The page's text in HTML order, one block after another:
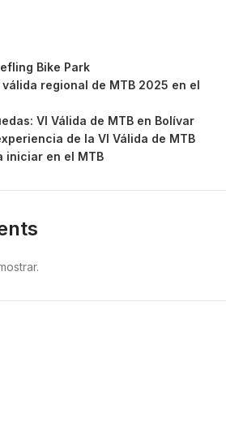
Bike Park
regional de MTB 2025 en el
VI Válida de MTB en Bolívar
de la VI Válida de MTB
iniciar en el MTB